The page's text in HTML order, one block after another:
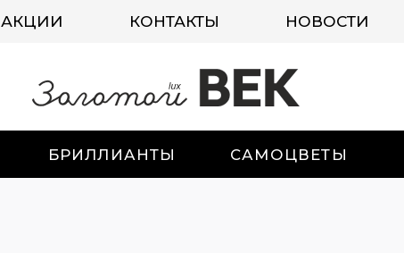
АКЦИИ КОНТАКТЫ НОВОСТИ
БРИЛЛИАНТЫ САМОЦВЕТЫ